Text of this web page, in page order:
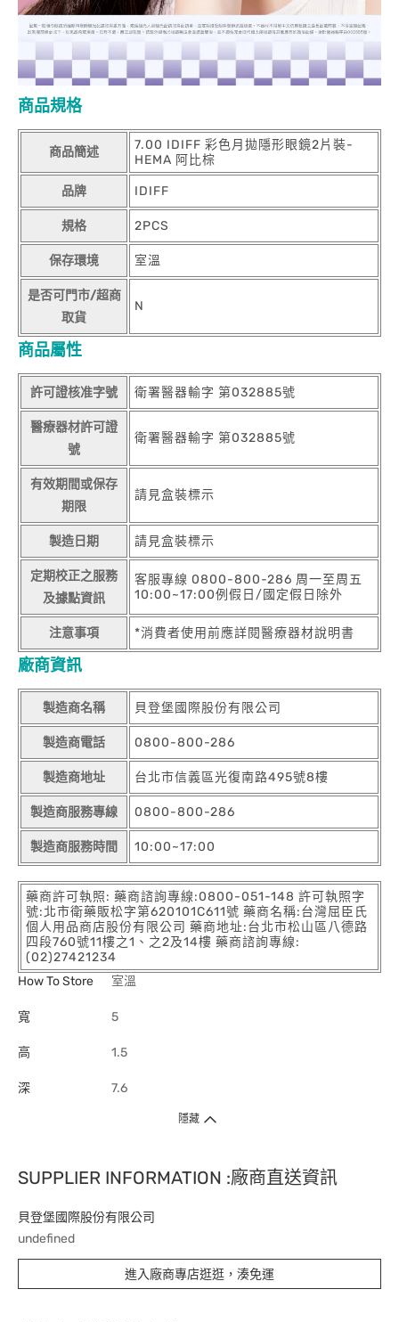
商品規格
商品簡述
7.00 IDIFF 彩色月拋隱形眼鏡2片裝-
HEMA 阿比棕
品牌 IDIFF
規格 2PCS
保存環境 室溫
是否可門市/超商
取貨
N
商品屬性
許可證核准字號 衛署醫器輸字 第032885號
醫療器材許可證
號
衛署醫器輸字 第032885號
有效期間或保存
期限
請見盒裝標示
製造日期 請見盒裝標示
定期校正之服務
及據點資訊
客服專線 0800-800-286 周一至周五
10:00~17:00例假日/國定假日除外
注意事項 *消費者使用前應詳閱醫療器材說明書
廠商資訊
製造商名稱 貝登堡國際股份有限公司
製造商電話 0800-800-286
製造商地址 台北市信義區光復南路495號8樓
製造商服務專線 0800-800-286
製造商服務時間 10:00~17:00
藥商許可執照: 藥商諮詢專線:0800-051-148 許可執照字
號:北市衛藥販松字第620101C611號 藥商名稱:台灣屈臣氏
個人用品商店股份有限公司 藥商地址:台北市松山區八德路
四段760號11樓之1、之2及14樓 藥商諮詢專線:
(02)27421234
How To Store
室溫
寬 5
高 1.5
深 7.6
隱藏
SUPPLIER INFORMATION :廠商直送資訊
貝登堡國際股份有限公司
undefined
進入廠商專店逛逛，湊免運